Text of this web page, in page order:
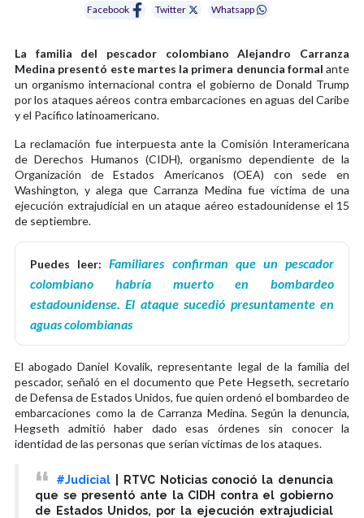
Facebook
Twitter Whatsapp
La familia del pescador colombiano Alejandro Carranza
Medina presentó este martes la primera denuncia formal ante
un organismo internacional contra el gobierno de Donald Trump
por los ataques aéreos contra embarcaciones en aguas del Caribe
y el Pacífico latinoamericano.
La reclamación fue interpuesta ante la Comisión Interamericana
de Derechos Humanos (CIDH), organismo dependiente de la
Organización de Estados Americanos (OEA) con sede en
Washington, y alega que Carranza Medina fue víctima de una
ejecución extrajudicial en un ataque aéreo estadounidense el 15
de septiembre.
Puedes leer:Familiares confirman que un pescador
colombiano habría muerto en bombardeo
estadounidense. El ataque sucedió presuntamente en
aguas colombianas
El abogado Daniel Kovalik, representante legal de la familia del
pescador, señaló en el documento que Pete Hegseth, secretario
de Defensa de Estados Unidos, fue quien ordenó el bombardeo de
embarcaciones como la de Carranza Medina. Según la denuncia,
Hegseth admitió haber dado esas órdenes sin conocer la
identidad de las personas que serían víctimas de los ataques.
#Judicial | RTVC Noticias conoció la denuncia
que se presentó ante la CIDH contra el gobierno
de Estados Unidos, por la ejecución extrajudicial